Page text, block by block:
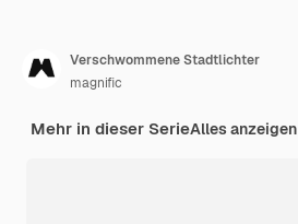
Verschwommene Stadtlichter
magnific
Mehr in dieser SerieAlles anzeigen